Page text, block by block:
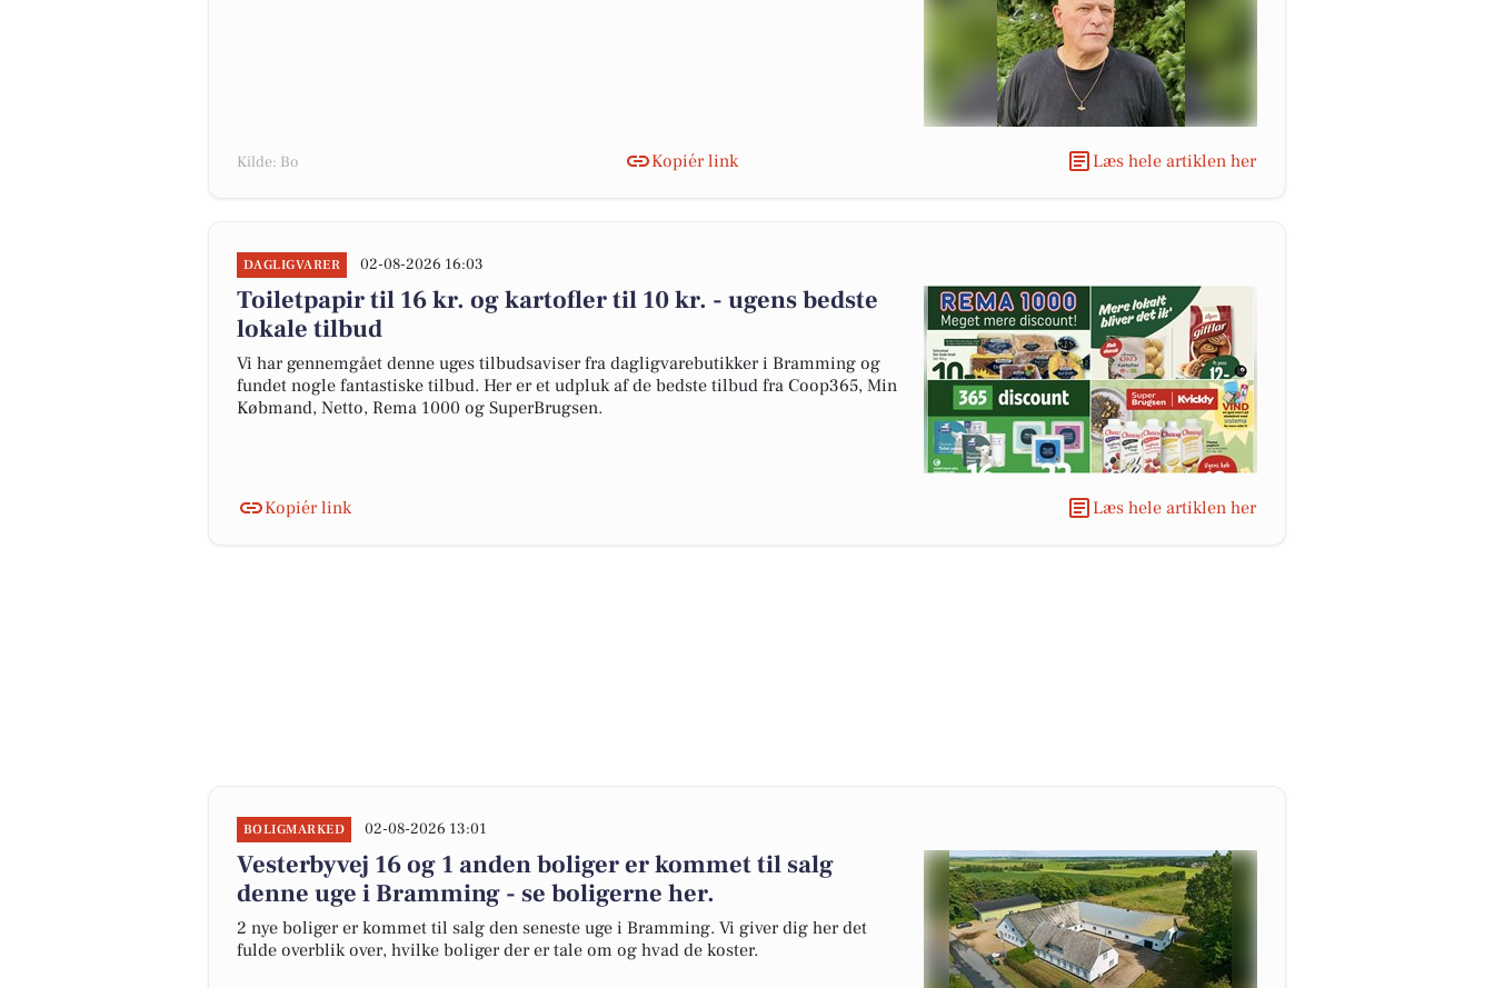
Kilde: Bo Kopiér link Læs hele artiklen her
DAGLIGVARER 02-08-2026 16:03
Toiletpapir til 16 kr. og kartofler til 10 kr. - ugens bedste
lokale tilbud
Vi har gennemgået denne uges tilbudsaviser fra dagligvarebutikker i Bramming og
fundet nogle fantastiske tilbud. Her er et udpluk af de bedste tilbud fra Coop365, Min
Købmand, Netto, Rema 1000 og SuperBrugsen.
Kopiér link Læs hele artiklen her
BOLIGMARKED 02-08-2026 13:01
Vesterbyvej 16 og 1 anden boliger er kommet til salg
denne uge i Bramming - se boligerne her.
2 nye boliger er kommet til salg den seneste uge i Bramming. Vi giver dig her det
fulde overblik over, hvilke boliger der er tale om og hvad de koster.